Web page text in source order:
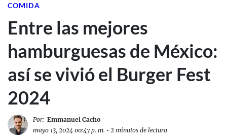
COMIDA
Entre las mejores
hamburguesas de México:
así se vivió el Burger Fest
2024
Por: Emmanuel Cacho
mayo 13, 2024 00:47 p. m. • 2 minutos de lectura